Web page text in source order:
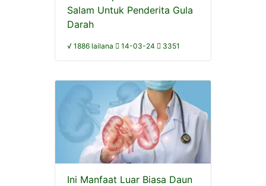
Salam Untuk Penderita Gula
Darah
√ 1886 lailana 14-03-24 3351
Ini Manfaat Luar Biasa Daun